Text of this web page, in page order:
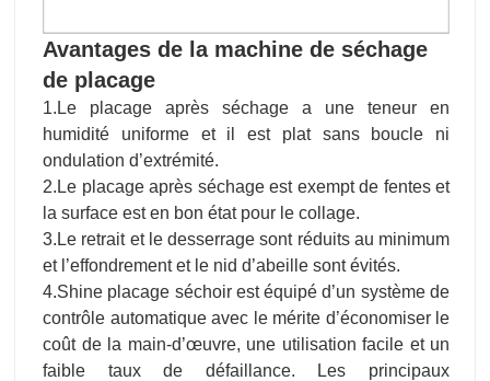
la surface est en bon état pour le collage.
3.Le retrait et le desserrage sont réduits au minimum
et l’effondrement et le nid d’abeille sont évités.
4.Shine placage séchoir est équipé d’un système de
contrôle automatique avec le mérite d’économiser le
faible taux de défaillance. Les principaux
composants électriques sont des marques de
renommée internationale.
fréquence, qui peut ajuster automatiquement la
vitesse de transmission et la température en fonction
de l’épaisseur de placage et de la teneur en